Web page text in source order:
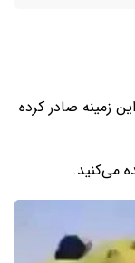
زمینه صادر کرده
می‌کنید.